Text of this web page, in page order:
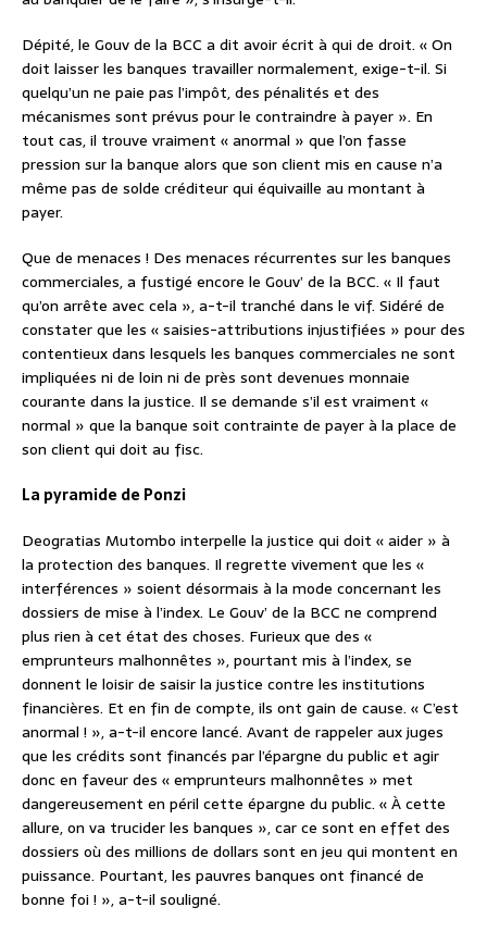
Dépité, le Gouv de la BCC a dit avoir écrit à qui de droit. « On
doit laisser les banques travailler normalement, exige-t-il. Si
quelqu’un ne paie pas l’impôt, des pénalités et des
mécanismes sont prévus pour le contraindre à payer ». En
tout cas, il trouve vraiment « anormal » que l’on fasse
pression sur la banque alors que son client mis en cause n’a
même pas de solde créditeur qui équivaille au montant à
payer.
Que de menaces ! Des menaces récurrentes sur les banques
commerciales, a fustigé encore le Gouv’ de la BCC. « Il faut
qu’on arrête avec cela », a-t-il tranché dans le vif. Sidéré de
constater que les « saisies-attributions injustifiées » pour des
contentieux dans lesquels les banques commerciales ne sont
impliquées ni de loin ni de près sont devenues monnaie
courante dans la justice. Il se demande s’il est vraiment «
normal » que la banque soit contrainte de payer à la place de
son client qui doit au fisc.
La pyramide de Ponzi
Deogratias Mutombo interpelle la justice qui doit « aider » à
la protection des banques. Il regrette vivement que les «
interférences » soient désormais à la mode concernant les
dossiers de mise à l’index. Le Gouv’ de la BCC ne comprend
plus rien à cet état des choses. Furieux que des «
emprunteurs malhonnêtes », pourtant mis à l’index, se
donnent le loisir de saisir la justice contre les institutions
financières. Et en fin de compte, ils ont gain de cause. « C’est
anormal ! », a-t-il encore lancé. Avant de rappeler aux juges
que les crédits sont financés par l’épargne du public et agir
donc en faveur des « emprunteurs malhonnêtes » met
dangereusement en péril cette épargne du public. « À cette
allure, on va trucider les banques », car ce sont en effet des
dossiers où des millions de dollars sont en jeu qui montent en
puissance. Pourtant, les pauvres banques ont financé de
bonne foi ! », a-t-il souligné.